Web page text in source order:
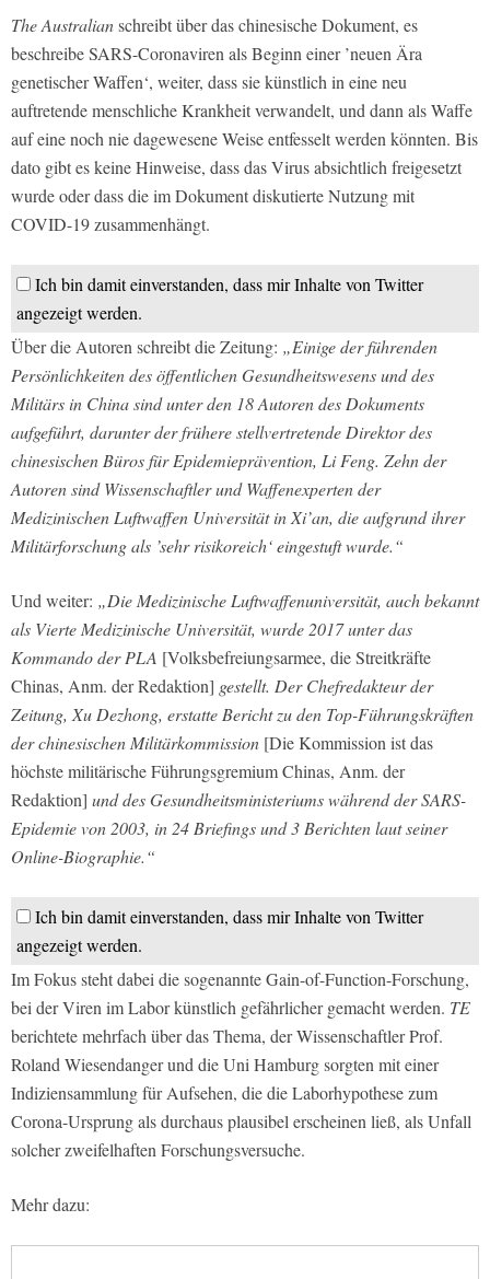
The Australianschreibt über das chinesische Dokument, es
beschreibe SARS-Coronaviren als Beginn einer ’neuen Ära
genetischer Waffen‘, weiter, dass sie künstlich in eine neu
auftretende menschliche Krankheit verwandelt, und dann als Waffe
auf eine noch nie dagewesene Weise entfesselt werden könnten. Bis
dato gibt es keine Hinweise, dass das Virus absichtlich freigesetzt
wurde oder dass die im Dokument diskutierte Nutzung mit
COVID-19 zusammenhängt.
Ich bin damit einverstanden, dass mir Inhalte von Twitter
angezeigt werden.
Über die Autoren schreibt die Zeitung: „Einige der führenden
Persönlichkeiten des öffentlichen Gesundheitswesens und des
Militärs in China sind unter den 18 Autoren des Dokuments
aufgeführt, darunter der frühere stellvertretende Direktor des
chinesischen Büros für Epidemieprävention, Li Feng. Zehn der
Autoren sind Wissenschaftler und Waffenexperten der
Medizinischen Luftwaffen Universität in Xi’an, die aufgrund ihrer
Militärforschung als ’sehr risikoreich‘ eingestuft wurde.“
Und weiter: „Die Medizinische Luftwaffenuniversität, auch bekannt
als Vierte Medizinische Universität, wurde 2017 unter das
Kommando der PLA [Volksbefreiungsarmee, die Streitkräfte
Chinas, Anm. der Redaktion] gestellt. Der Chefredakteur der
Zeitung, Xu Dezhong, erstatte Bericht zu den Top-Führungskräften
der chinesischen Militärkommission [Die Kommission ist das
höchste militärische Führungsgremium Chinas, Anm. der
Redaktion] und des Gesundheitsministeriums während der SARS-
Epidemie von 2003, in 24 Briefings und 3 Berichten laut seiner
Online-Biographie.“
Ich bin damit einverstanden, dass mir Inhalte von Twitter
angezeigt werden.
Im Fokus steht dabei die sogenannte Gain-of-Function-Forschung,
bei der Viren im Labor künstlich gefährlicher gemacht werden. TE
berichtete mehrfach über das Thema, der Wissenschaftler Prof.
Roland Wiesendanger und die Uni Hamburg sorgten mit einer
Indiziensammlung für Aufsehen, die die Laborhypothese zum
Corona-Ursprung als durchaus plausibel erscheinen ließ, als Unfall
solcher zweifelhaften Forschungsversuche.
Mehr dazu: